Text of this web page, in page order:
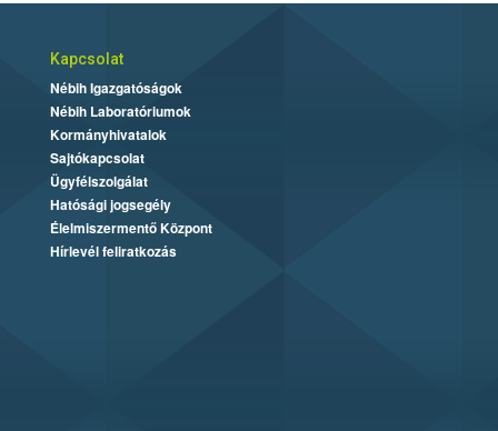
Kapcsolat
Nébih Igazgatóságok
Nébih Laboratóriumok
Kormányhivatalok
Sajtókapcsolat
Ügyfélszolgálat
Hatósági jogsegély
Élelmiszermentő Központ
Hírlevél feliratkozás